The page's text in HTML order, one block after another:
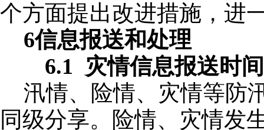
个方面提出改进措施，进
6信息报送和处理
6.1 灾情信息报送时
汛情、险情、灾情等防
同级分享。险情、灾情发